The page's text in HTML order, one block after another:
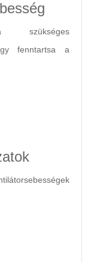
szükséges
fenntartsa a